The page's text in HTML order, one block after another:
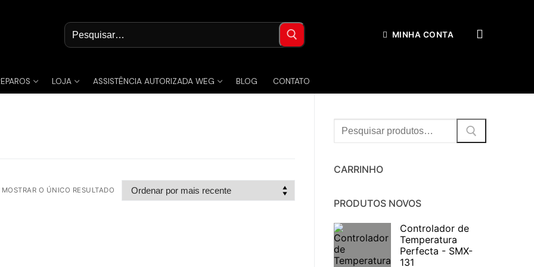
Pesquisar
por:
MINHA CONTA
LOJA ASSISTÊNCIA AUTORIZADA WEG BLOG CONTATO
MOSTRAR O ÚNICO RESULTADO
Procurar:
CARRINHO
PRODUTOS NOVOS
Controlador de
Temperatura
Perfecta - SMX-
131